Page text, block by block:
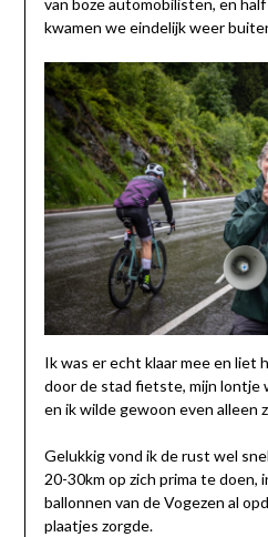
van boze automobilisten, en
kwamen we eindelijk weer
Ik was er echt klaar mee en liet
door de stad fietste, mijn lontje
en ik wilde gewoon even alleen
Gelukkig vond ik de rust wel
20-30km op zich prima te doen,
ballonnen van de Vogezen al
plaatjes zorgde.